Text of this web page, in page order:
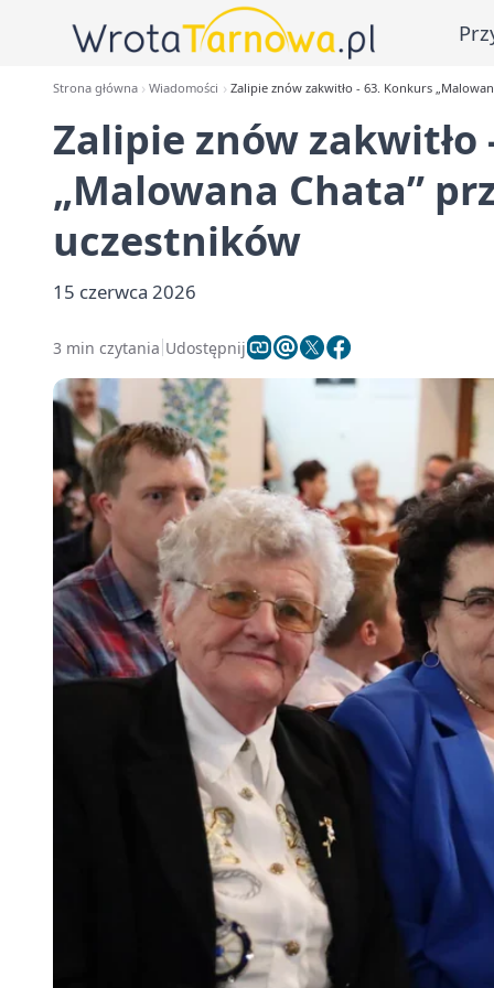
Strona główna Wiadomości Zalipie znów zakwitło - 63. Konkurs
Zalipie znów zakwitło
„Malowana Chata”
uczestników
15 czerwca 2026
3 min czytania Udostępnij